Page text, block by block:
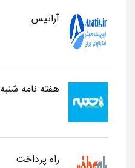
آراتیس
هفته نامه شنبه
راه پرداخت